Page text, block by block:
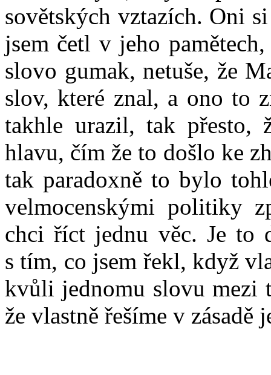
sovětských vztazích. Oni
jsem četl v jeho
slovo gumak, netuše, že
slov, které znal, a ono to
takhle urazil, tak přesto,
hlavu, čím že to došlo ke
tak paradoxně to bylo
velmocenskými politiky
chci říct jednu věc. Je to
s tím, co jsem řekl, když
kvůli jednomu slovu mezi
že vlastně řešíme v zásadě